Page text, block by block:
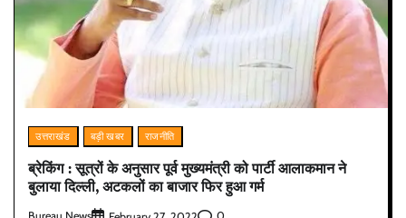
उत्तराखंड बड़ी खबर राजनीति
ब्रेकिंग : सूत्रों के अनुसार पूर्व मुख्यमंत्री को पार्टी आलाकमान ने
बुलाया दिल्ली, अटकलों का बाजार फिर हुआ गर्म